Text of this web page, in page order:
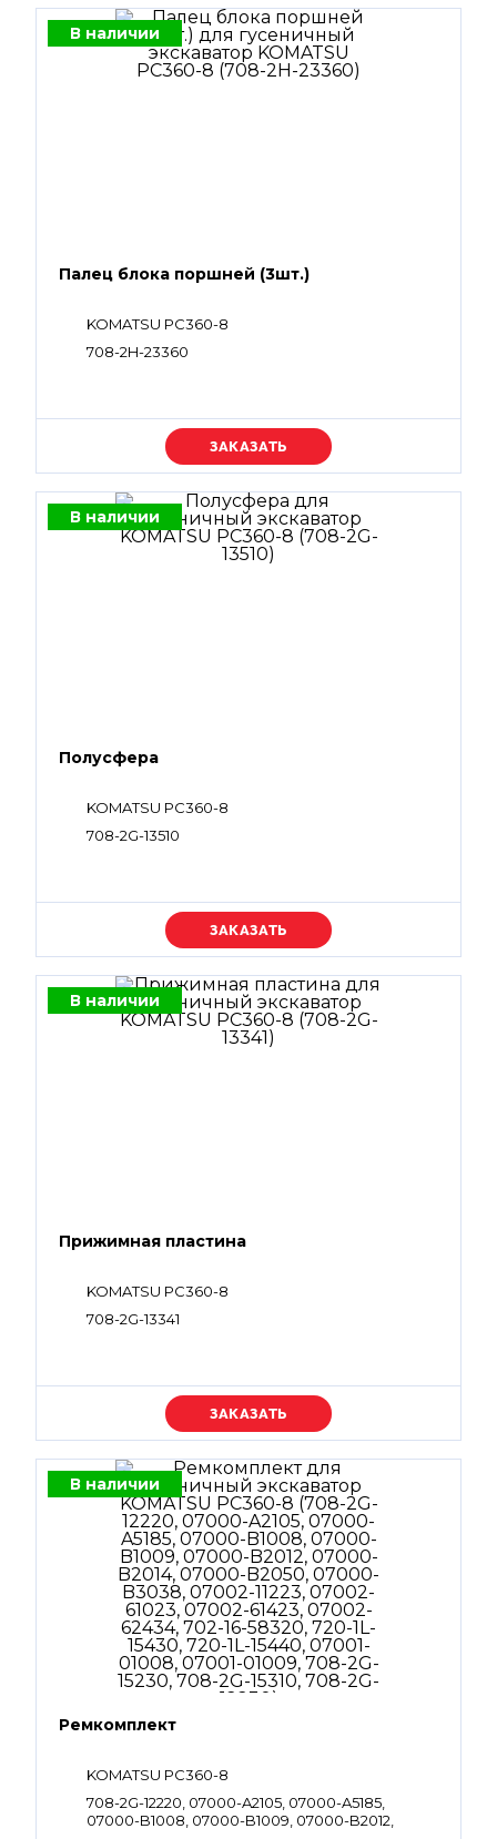
В наличии
Палец блока поршней (3шт.)
KOMATSU PC360-8
708-2H-23360
Уточняйте цену
В наличии
Полусфера
KOMATSU PC360-8
708-2G-13510
Уточняйте цену
В наличии
Прижимная пластина
KOMATSU PC360-8
708-2G-13341
Уточняйте цену
В наличии
Ремкомплект
KOMATSU PC360-8
708-2G-12220, 07000-A2105, 07000-A5185,
07000-B1008, 07000-B1009, 07000-B2012,